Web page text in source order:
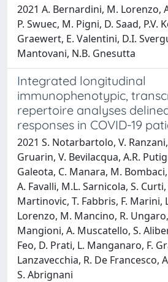
2021 A. Bernardini, M. Lorenzo,
P. Swuec, M. Pigni, D. Saad, P.V.
Graewert, E. Valentini, D.I.
Mantovani, N.B. Gnesutta
Integrated longitudinal
immunophenotypic,
repertoire analyses
responses in COVID-19
2021 S. Notarbartolo, V.
Gruarin, V. Bevilacqua, A.R.
Galeota, C. Manara, M.
A. Favalli, M.L. Sarnicola, S.
Martinovic, T. Fabbris, F. Marini,
Lorenzo, M. Mancino, R.
Mangioni, A. Muscatello, S.
Feo, D. Prati, L. Manganaro, F.
Lanzavecchia, R. De Francesco,
S. Abrignani